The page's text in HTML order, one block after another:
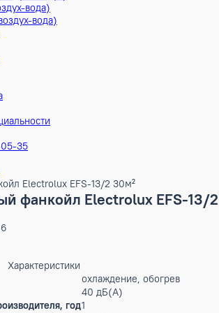
воздух)
воздух)
вода)
вода)
05-35
Electrolux EFS-13/2 30м²
фанкойл Electrolux EFS-